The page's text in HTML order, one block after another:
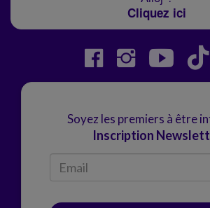
Cliquez ici
Soyez les premiers à être
Inscription